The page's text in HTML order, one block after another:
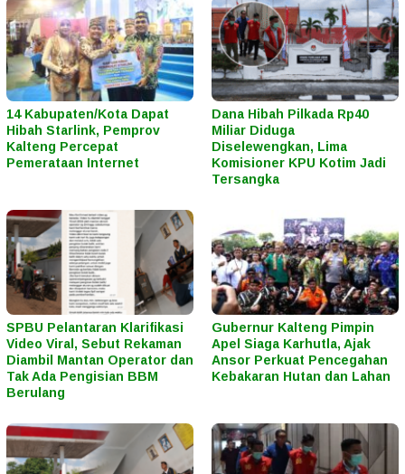
14 Kabupaten/Kota Dapat
Hibah Starlink, Pemprov
Kalteng Percepat
Pemerataan Internet
Dana Hibah Pilkada Rp40
Miliar Diduga
Diselewengkan, Lima
Komisioner KPU Kotim Jadi
Tersangka
SPBU Pelantaran Klarifikasi
Video Viral, Sebut Rekaman
Diambil Mantan Operator dan
Tak Ada Pengisian BBM
Berulang
Gubernur Kalteng Pimpin
Apel Siaga Karhutla, Ajak
Ansor Perkuat Pencegahan
Kebakaran Hutan dan Lahan